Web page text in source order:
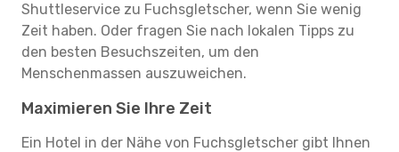
Shuttleservice zu Fuchsgletscher, wenn Sie wenig
Zeit haben. Oder fragen Sie nach lokalen Tipps zu
den besten Besuchszeiten, um den
Menschenmassen auszuweichen.
Maximieren Sie Ihre Zeit
Ein Hotel in der Nähe von Fuchsgletscher gibt Ihnen